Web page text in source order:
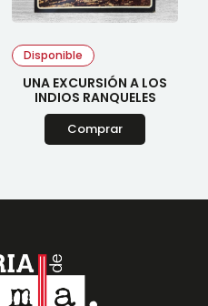
Disponible
UNA EXCURSIÓN A LOS
INDIOS RANQUELES
Comprar